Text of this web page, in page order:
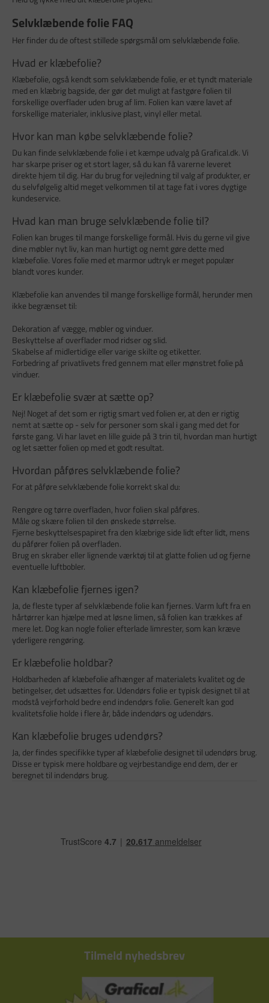
Selvklæbende folie FAQ
Her finder du de oftest stillede spørgsmål om selvklæbende folie.
Hvad er klæbefolie?
Klæbefolie, også kendt som selvklæbende folie, er et tyndt materiale
med en klæbrig bagside, der gør det muligt at fastgøre folien til
forskellige overflader uden brug af lim. Folien kan være lavet af
forskellige materialer, inklusive plast, vinyl eller metal.
Hvor kan man købe selvklæbende folie?
Du kan finde selvklæbende folie i et kæmpe udvalg på Grafical.dk. Vi
har skarpe priser og et stort lager, så du kan få varerne leveret
direkte hjem til dig. Har du brug for vejledning til valg af produkter, er
du selvfølgelig altid meget velkommen til at tage fat i vores dygtige
kundeservice.
Hvad kan man bruge selvklæbende folie til?
Folien kan bruges til mange forskellige formål. Hvis du gerne vil give
dine møbler nyt liv, kan man hurtigt og nemt gøre dette med
klæbefolie. Vores folie med et marmor udtryk er meget populær
blandt vores kunder.
Klæbefolie kan anvendes til mange forskellige formål, herunder men
ikke begrænset til:
Dekoration af vægge, møbler og vinduer.
Beskyttelse af overflader mod ridser og slid.
Skabelse af midlertidige eller varige skilte og etiketter.
Forbedring af privatlivets fred gennem mat eller mønstret folie på
vinduer.
Er klæbefolie svær at sætte op?
Nej! Noget af det som er rigtig smart ved folien er, at den er rigtig
nemt at sætte op - selv for personer som skal i gang med det for
første gang. Vi har lavet en lille guide på 3 trin til, hvordan man hurtigt
og let sætter folien op med et godt resultat.
Hvordan påføres selvklæbende folie?
For at påføre selvklæbende folie korrekt skal du:
Rengøre og tørre overfladen, hvor folien skal påføres.
Måle og skære folien til den ønskede størrelse.
Fjerne beskyttelsespapiret fra den klæbrige side lidt efter lidt, mens
du påfører folien på overfladen.
Brug en skraber eller lignende værktøj til at glatte folien ud og fjerne
eventuelle luftbobler.
Kan klæbefolie fjernes igen?
Ja, de fleste typer af selvklæbende folie kan fjernes. Varm luft fra en
hårtørrer kan hjælpe med at løsne limen, så folien kan trækkes af
mere let. Dog kan nogle folier efterlade limrester, som kan kræve
yderligere rengøring.
Er klæbefolie holdbar?
Holdbarheden af klæbefolie afhænger af materialets kvalitet og de
betingelser, det udsættes for. Udendørs folie er typisk designet til at
modstå vejrforhold bedre end indendørs folie. Generelt kan god
kvalitetsfolie holde i flere år, både indendørs og udendørs.
Kan klæbefolie bruges udendørs?
Ja, der findes specifikke typer af klæbefolie designet til udendørs brug.
Disse er typisk mere holdbare og vejrbestandige end dem, der er
beregnet til indendørs brug.
Tilmeld nyhedsbrev